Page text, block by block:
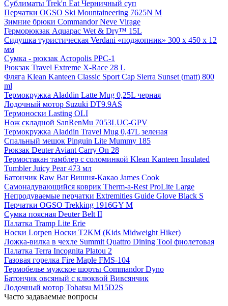
Сублиматы Trek'n Eat Черничный суп
Перчатки OGSO Ski Mountaineering 7625N M
Зимние брюки Commandor Neve Virage
Герморюкзак Aquapac Wet & Dry™ 15L
Сидушка туристическая Verdani «поджопник» 300 x 450 х 12
мм
Сумка - рюкзак Acropolis РРС-1
Рюкзак Travel Extreme X-Race 28 L
Фляга Klean Kanteen Classic Sport Cap Sierra Sunset (matt) 800
ml
Термокружка Aladdin Latte Mug 0,25L черная
Лодочный мотор Suzuki DT9.9AS
Термоноски Lasting OLI
Нож складной SanRenMu 7053LUC-GPV
Термокружка Aladdin Travel Mug 0,47L зеленая
Спальный мешок Pinguin Lite Mummy 185
Рюкзак Deuter Aviant Carry On 28
Термостакан тамблер с соломинкой Klean Kanteen Insulated
Tumbler Juicy Pear 473 мл
Батончик Raw Bar Вишня-Какао James Cook
Самонадувающийся коврик Therm-a-Rest ProLite Large
Непродуваемые перчатки Extremities Guide Glove Black S
Перчатки OGSO Trekking 1916GY M
Сумка поясная Deuter Belt II
Палатка Tramp Lite Erie
Носки Lorpen Носки T2KM (Kids Midweight Hiker)
Ложка-вилка в чехле Summit Quattro Dining Tool фиолетовая
Палатка Terra Incognita Platou 2
Газовая горелка Fire Maple FMS-104
Термобелье мужское шорты Commandor Dyno
Батончик овсяный с клюквой Вивсянчик
Лодочный мотор Tohatsu M15D2S
Часто задаваемые вопросы